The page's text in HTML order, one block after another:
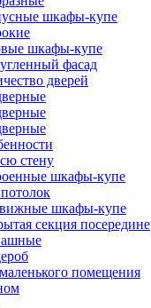
шкафы-купе
шкафы-купе
фасад
дверей
стену
шкафы-купе
шкафы-купе
секция посередине
помещения